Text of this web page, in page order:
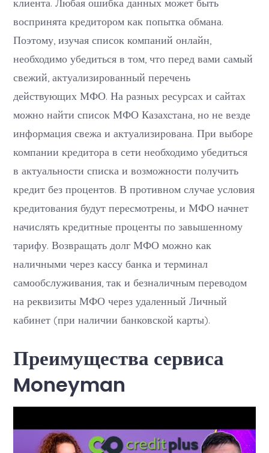
воспринята кредитором как попытка обмана.
Поэтому, изучая список компаний онлайн,
необходимо убедиться в том, что перед вами самый
свежий, актуализированный перечень
действующих МФО. На разных ресурсах и сайтах
можно найти список МФО Казахстана, но не везде
информация свежа и актуализирована. При выборе
компании кредитора в сети необходимо убедиться
в актуальности списка и возможности получить
кредит без процентов. В противном случае условия
кредитования будут пересмотрены, и МФО начнет
начислять кредитные проценты по завышенному
тарифу. Возвращать долг МФО можно как
наличными через кассу банка и терминал
самообслуживания, так и безналичным переводом
на реквизиты МФО через удаленный Личный
кабинет (при наличии банковской карты).
Преимущества сервиса
Moneyman